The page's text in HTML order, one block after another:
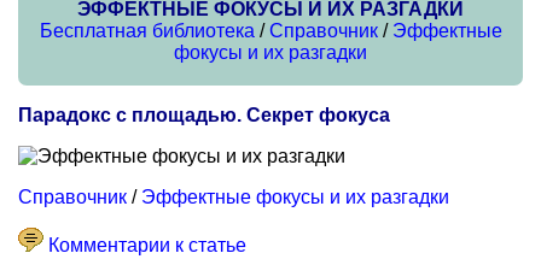
ЭФФЕКТНЫЕ ФОКУСЫ И ИХ РАЗГАДКИ
Бесплатная библиотека /Справочник/ Эффектные
фокусы и их разгадки
Парадокс с площадью. Секрет фокуса
Справочник / Эффектные фокусы и их разгадки
Комментарии к статье